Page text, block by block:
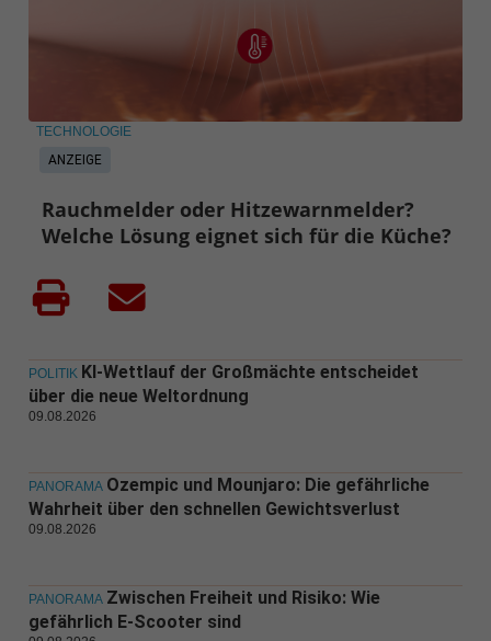
ANZEIGE
TECHNOLOGIE
Rauchmelder oder Hitzewarnmelder?
Welche Lösung eignet sich für die Küche?
POLITIK KI-Wettlauf der Großmächte entscheidet
über die neue Weltordnung
09.08.2026
PANORAMA Ozempic und Mounjaro: Die gefährliche
Wahrheit über den schnellen Gewichtsverlust
09.08.2026
PANORAMA Zwischen Freiheit und Risiko: Wie
gefährlich E-Scooter sind